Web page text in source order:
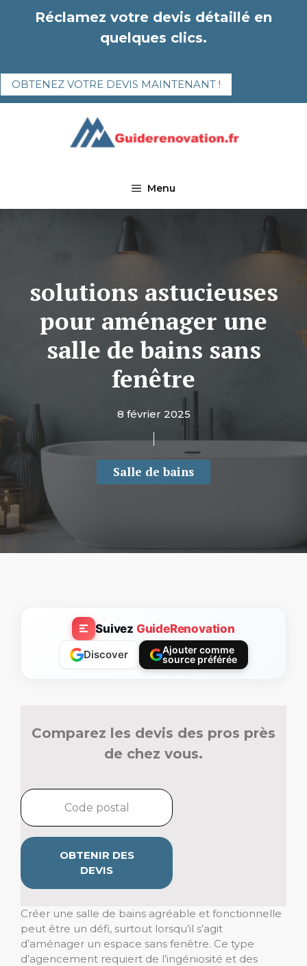
Réclamez votre devis détaillé en
quelques clics.
OBTENEZ VOTRE DEVIS MAINTENANT !
Menu
solutions astucieuses
pour aménager une
salle de bains sans
fenêtre
8 février 2025
Salle de bains
Suivez GuideRenovation
Discover
Ajouter comme
source préférée
Comparez les devis des pros près
de chez vous.
OBTENIR DES
DEVIS
Créer une salle de bains agréable et fonctionnelle
peut être un défi, surtout lorsqu’il s’agit
d’aménager un espace sans fenêtre. Ce type
d’agencement requiert de l’ingéniosité et des